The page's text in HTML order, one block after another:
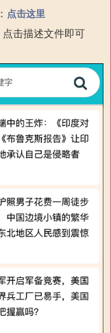
： 点击这里
击描述文件即可